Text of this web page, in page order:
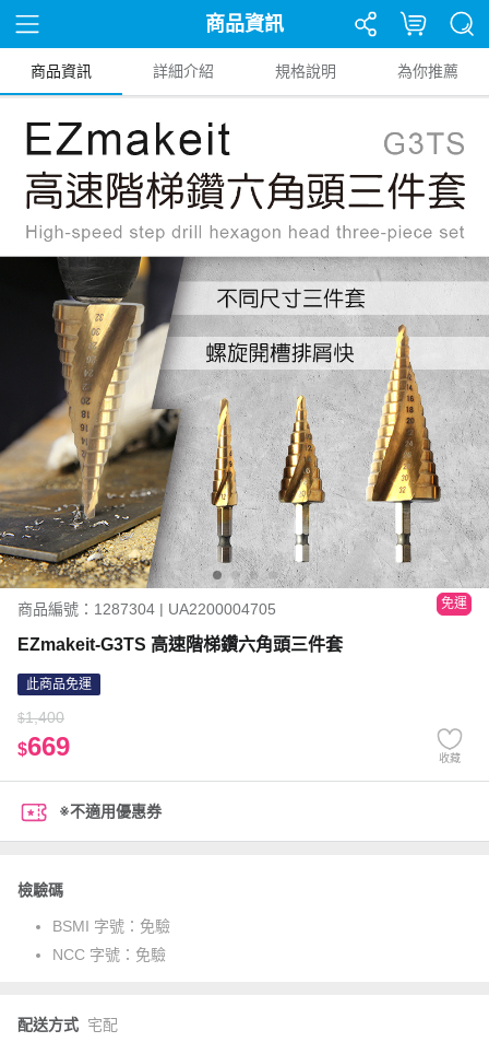
商品資訊
商品資訊 詳細介紹 規格說明 為你推薦
商品編號：1287304 | UA2200004705 免運
EZmakeit-G3TS 高速階梯鑽六角頭三件套
此商品免運
$1,400
$669 收藏
※不適用優惠券
檢驗碼
BSMI 字號： 免驗
NCC 字號： 免驗
配送方式 宅配